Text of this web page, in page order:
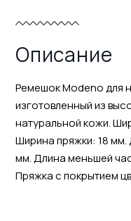
Описание
Ремешок Modeno для
изготовленный из
натуральной кожи.
Ширина пряжки: 18 мм.
мм. Длина меньшей
Пряжка с покрытием